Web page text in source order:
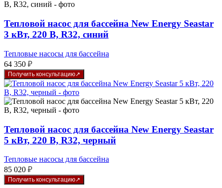
Тепловой насос для бассейна New Energy Seastar
3 кВт, 220 В, R32, синий
Тепловые насосы для бассейна
64 350 ₽
Получить консультацию
Тепловой насос для бассейна New Energy Seastar
5 кВт, 220 В, R32, черный
Тепловые насосы для бассейна
85 020 ₽
Получить консультацию